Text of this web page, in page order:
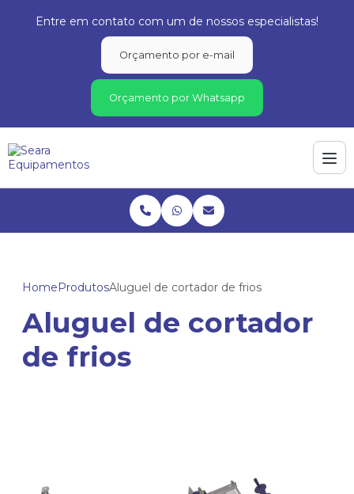
Entre em contato com um de nossos especialistas!
Orçamento por e-mail
Orçamento por Whatsapp
HomeProdutosAluguel de cortador de frios
Aluguel de cortador
de frios